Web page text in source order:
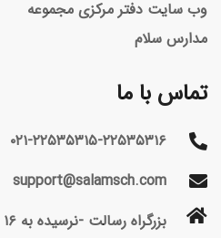
وب سایت دفتر مرکزی مجموعه
مدارس سلام
تماس با ما
۰۲۱-۲۲۵۳۵۳۱۵-۲۲۵۳۵۳۱۶
support@salamsch.com